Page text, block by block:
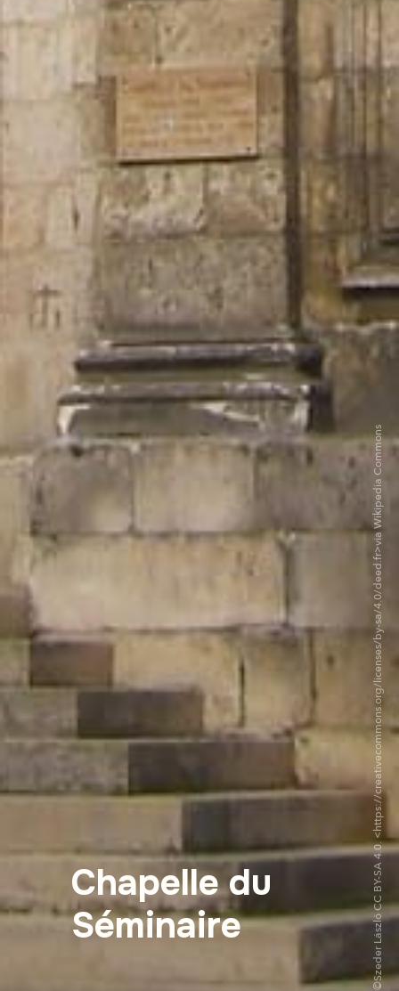
Chapelle du
Séminaire
©Szeder László CC BY-SA 4.0. <https://creativecommons.org/licenses/by-sa/4.0/deed.fr>via Wikipedia Commons